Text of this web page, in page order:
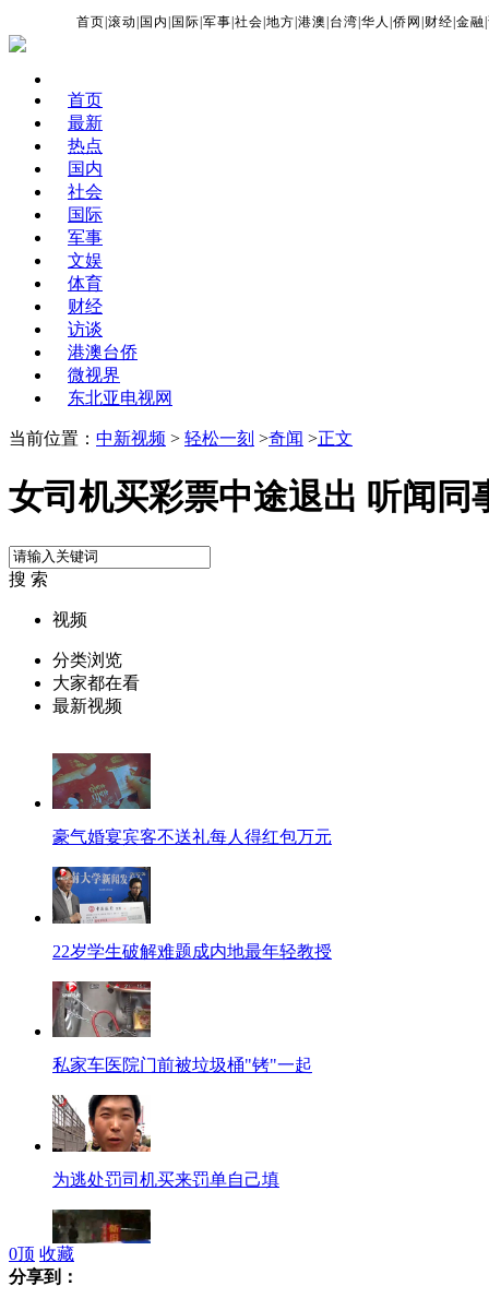
首页 |滚动 国内 国际 |军事 |社会 |地方 |港澳 台湾 |华人 |侨网 财经 |金融 |
首页
最新
热点
国内
社会
国际
军事
文娱
体育
财经
访谈
港澳台侨
微视界
东北亚电视网
当前位置： 中新视频 > 轻松一刻 >奇闻 >正文
女司机买彩票中途退出 听闻同
搜 索
视频
分类浏览
大家都在看
最新视频
豪气婚宴宾客不送礼每人得红包万元
22岁学生破解难题成内地最年轻教授
私家车医院门前被垃圾桶"铐"一起
为逃处罚司机买来罚单自己填
0顶 收藏
分享到：